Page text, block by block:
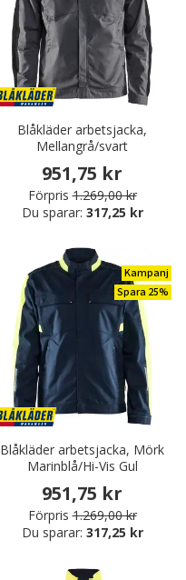
Blåkläder arbetsjacka,
Mellangrå/svart
951,75 kr
Förpris 1.269,00 kr
Du sparar: 317,25 kr
Kampanj
Spara 25%
Blåkläder arbetsjacka, Mörk
Marinblå/Hi-Vis Gul
951,75 kr
Förpris 1.269,00 kr
Du sparar: 317,25 kr